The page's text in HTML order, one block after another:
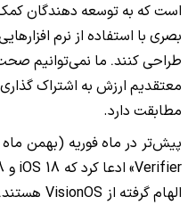
استکه به توسعه دهندگان
بصری با استفاده از نرم
طراحیکنند. ما نمی‌توانیم
معتقدیم ارزش به اشتراکگذاری
مطابقت دارد.
پیش‌تر در ماهفوریه (بهمن ماه ۱۴۰۲) بود که
Verifier» ادعا کردکه iOS 18 و iPadOS 18
الهامگرفته از VisionOS هستند .